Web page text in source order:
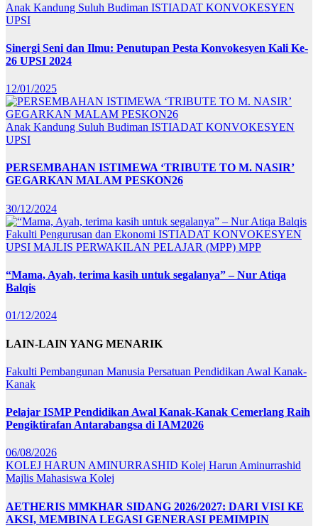
Anak Kandung Suluh Budiman ISTIADAT KONVOKESYEN
UPSI
Sinergi Seni dan Ilmu: Penutupan Pesta Konvokesyen Kali Ke-
26 UPSI 2024
12/01/2025
Anak Kandung Suluh Budiman ISTIADAT KONVOKESYEN
UPSI
PERSEMBAHAN ISTIMEWA ‘TRIBUTE TO M. NASIR’
GEGARKAN MALAM PESKON26
30/12/2024
Fakulti Pengurusan dan Ekonomi ISTIADAT KONVOKESYEN
UPSI MAJLIS PERWAKILAN PELAJAR (MPP) MPP
“Mama, Ayah, terima kasih untuk segalanya” – Nur Atiqa
Balqis
01/12/2024
LAIN-LAIN YANG MENARIK
Fakulti Pembangunan Manusia Persatuan Pendidikan Awal Kanak-
Kanak
Pelajar ISMP Pendidikan Awal Kanak-Kanak Cemerlang Raih
Pengiktirafan Antarabangsa di IAM2026
06/08/2026
KOLEJ HARUN AMINURRASHID Kolej Harun Aminurrashid
Majlis Mahasiswa Kolej
AETHERIS MMKHAR SIDANG 2026/2027: DARI VISI KE
AKSI, MEMBINA LEGASI GENERASI PEMIMPIN